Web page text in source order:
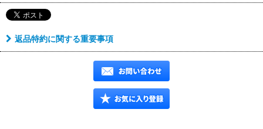
返品特約に関する重要事項